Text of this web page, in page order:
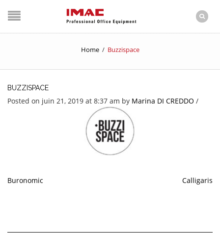
Home / Buzzispace
BUZZISPACE
Posted on juin 21, 2019 at 8:37 am by Marina DI CREDDO /
Buronomic Calligaris